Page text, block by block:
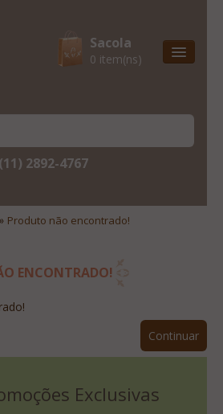
Sacola
0 item(ns)
& 2017
Lista De Desejos
Conta
Institucional
De Desejos
(11) 2892-4767
» Produto não encontrado!
ENCONTRADO!
Continuar
Exclusivas